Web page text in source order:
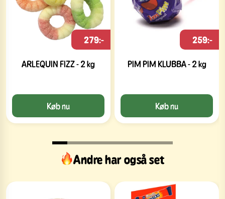
ARLEQUIN FIZZ - 2 kg
279:-
Køb nu
PIM PIM KLUBBA - 2 kg
259:-
Køb nu
Andre har også set